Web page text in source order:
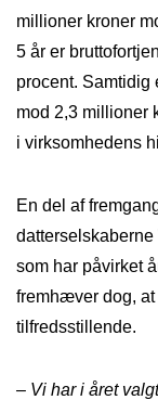
millioner kroner
5 år er
procent. Samtidig
mod 2,3 millioner
i virksomhedens
En del af
datterselskaberne
som har påvirket
fremhæver dog,
tilfredsstillende.
– Vi har i året